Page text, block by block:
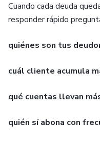
Cuando cada deuda
responder rápido
quiénes son tus
cuál cliente acumula
qué cuentas llevan
quién sí abona con